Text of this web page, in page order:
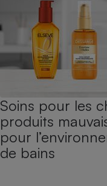
Soins pour les
produits
pour
de bains